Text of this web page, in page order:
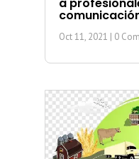
a
Oct 11, 2021 | 0